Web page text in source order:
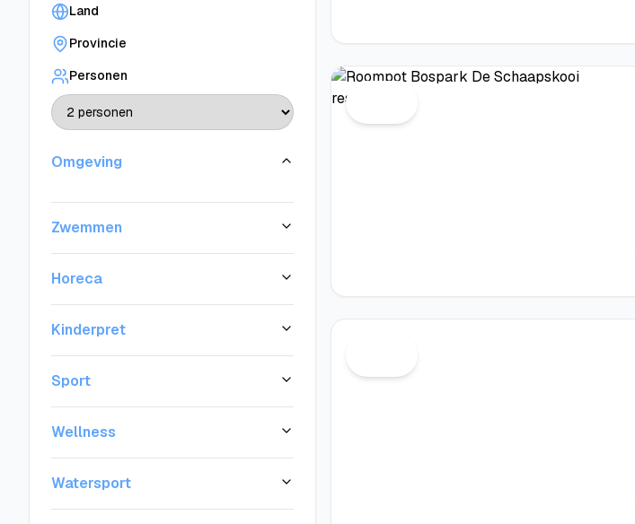
Land
Provincie
Personen
Omgeving
Zwemmen
Horeca
Kinderpret
Sport
Wellness
Watersport